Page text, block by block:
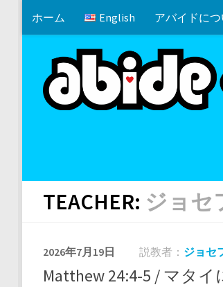
コンテンツの下
ホーム English アバイドにつ
ホワイトエレファント・パーティー
TEACHER: ジョセ
2026年7月19日 説教者： ジョセ
Matthew 24:4-5 / マタ